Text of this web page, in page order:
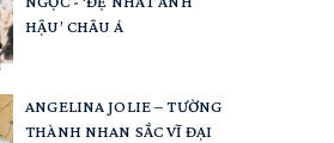
HẬU’ CHÂU Á
ANGELINA JOLIE – TƯỜNG
THÀNH NHAN SẮC VĨ ĐẠI